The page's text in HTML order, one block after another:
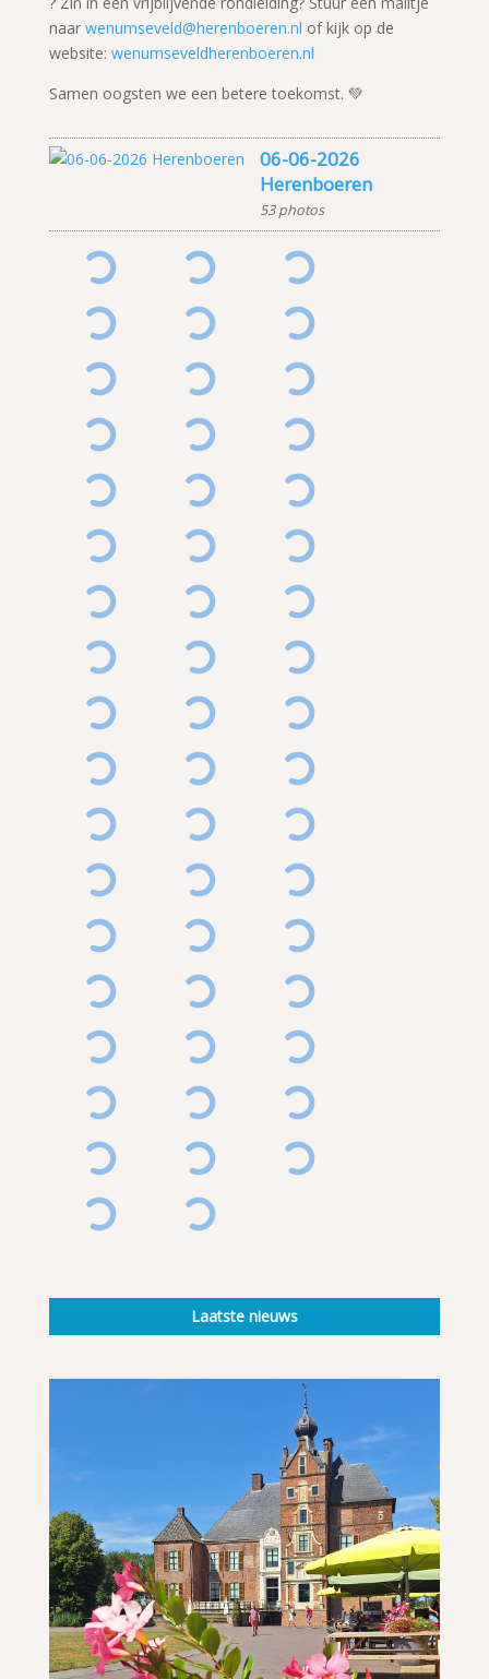
naar wenumseveld@herenboeren.nl of kijk op de
website: wenumseveldherenboeren.nl
Samen oogsten we een betere toekomst. 💚
06-06-2026
Herenboeren
53 photos
Laatste nieuws